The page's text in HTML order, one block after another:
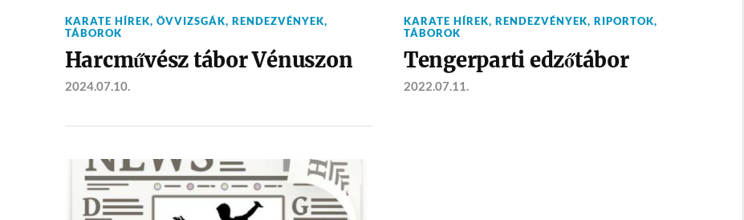
KARATE HÍREK, ÖVVIZSGÁK, RENDEZVÉNYEK,
TÁBOROK
Harcművész tábor Vénuszon
2024.07.10.
KARATE HÍREK, RENDEZVÉNYEK, RIPORTOK,
TÁBOROK
Tengerparti edzőtábor
2022.07.11.